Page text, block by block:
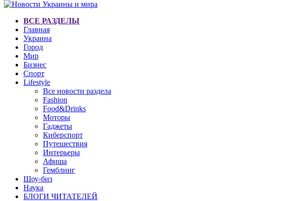
ВСЕ РАЗДЕЛЫ
Главная
Украина
Город
Мир
Бизнес
Спорт
Lifestyle
Все новости раздела
Fashion
Food&Drinks
Моторы
Гаджеты
Киберспорт
Путешествия
Интерьеры
Афиша
Гемблинг
Шоу-биз
Наука
БЛОГИ ЧИТАТЕЛЕЙ